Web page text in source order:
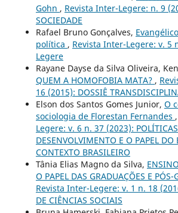
Gohn , Revista Inter-Legere: n. 9
SOCIEDADE
Rafael Bruno Gonçalves,
política , Revista Inter-Legere: v. 5
Legere
Rayane Dayse da Silva Oliveira,
QUEM A HOMOFOBIA MATA? ,
16 (2015): DOSSIÊ
Elson dos Santos Gomes Junior, O
sociologia de Florestan Fernandes ,
Legere: v. 6 n. 37 (2023):
DESENVOLVIMENTO E O PAPEL
CONTEXTO BRASILEIRO
Tânia Elias Magno da Silva,
O PAPEL DAS GRADUAÇÕES E PÓS-
Revista Inter-Legere: v. 1 n. 18
DE CIÊNCIAS SOCIAIS